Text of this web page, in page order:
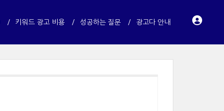
키워드 광고 비용 성공하는 질문 광고다 안내